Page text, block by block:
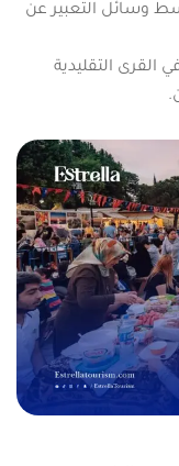
وسائل التعبير عن
القرى التقليدية